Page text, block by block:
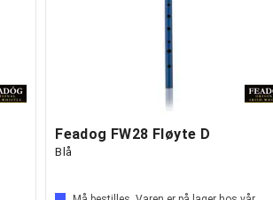
Feadog FW28 Fløyte D
Blå